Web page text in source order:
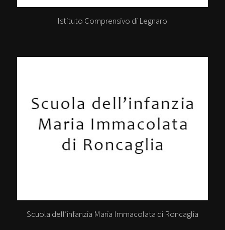
Istituto Comprensivo di Legnaro
Scuola dell’infanzia Maria Immacolata di Roncaglia